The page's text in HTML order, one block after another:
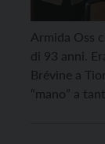
Armida Oss
di 93 anni.
Brévine a
“mano” a